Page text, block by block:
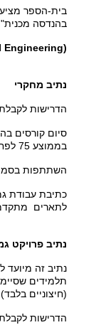
בית-הספר מציע
בהנדסה מכנית"
(
Engineering
נתיב מחקרי
הדרישות
בממוצע 75
השתתפות
לתארים
נתיב פרויקט
נתיב זה מיועד
תלמידים
(חיצוניים
הדרישות